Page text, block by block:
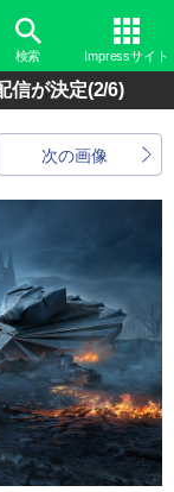
検索 Impressサイト
信が決定(2/6)
次の画像